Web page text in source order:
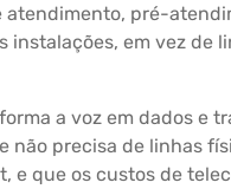
pré-
em vez de
a voz em dados e
não precisa de linhas
que os custos de